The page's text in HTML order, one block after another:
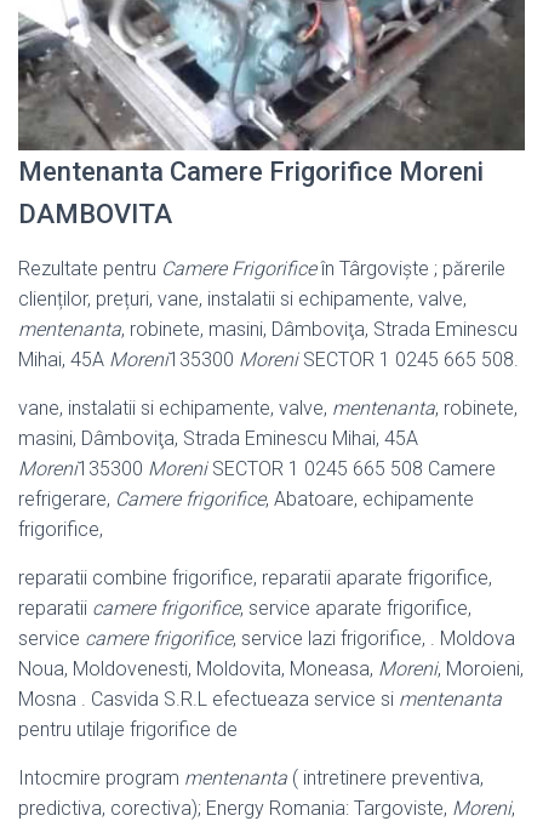
Mentenanta Camere Frigorifice Moreni
DAMBOVITA
Rezultate pentru Camere Frigorificeîn Târgovişte ; părerile
clienților, prețuri, vane, instalatii si echipamente, valve,
mentenanta, robinete, masini, Dâmboviţa, Strada Eminescu
Mihai, 45A Moreni135300 MoreniSECTOR 1 0245 665 508.
vane, instalatii si echipamente, valve, mentenanta, robinete,
masini, Dâmboviţa, Strada Eminescu Mihai, 45A
Moreni135300 MoreniSECTOR 1 0245 665 508 Camere
refrigerare, Camere frigorifice, Abatoare, echipamente
frigorifice,
reparatii combine frigorifice, reparatii aparate frigorifice,
reparatii camere frigorifice, service aparate frigorifice,
service camere frigorifice, service lazi frigorifice, . Moldova
Noua, Moldovenesti, Moldovita, Moneasa, Moreni, Moroieni,
Mosna . Casvida S.R.L efectueaza service si mentenanta
pentru utilaje frigorifice de
Intocmire program mentenanta ( intretinere preventiva,
predictiva, corectiva); Energy Romania: Targoviste, Moreni,